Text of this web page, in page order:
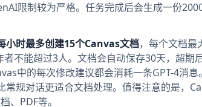
限制较为严格。任务完成后会生成一份
小时最多创建15个Canvas文档，每个文档最
不能超过3人。文档会自动保存30天，超期
中的每次修改建议都会消耗一条GPT-4消息
规对话更适合文档处理。值得注意的是，
PDF等。